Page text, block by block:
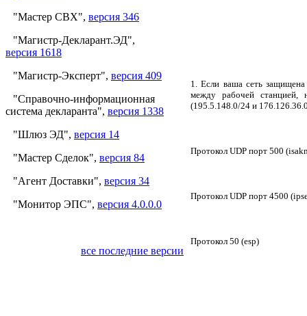
"Мастер СВХ", версия 346
"Магистр-Декларант.ЭД",
версия 1618
"Магистр-Эксперт", версия 409
"Справочно-информационная
система декларанта", версия 1338
"Шлюз ЭД", версия 14
"Мастер Сделок", версия 84
"Агент Доставки", версия 34
"Монитор ЭПС", версия 4.0.0.0
все последние версии
1. Если ваша сеть
между рабочей станцией,
(195.5.148.0/24 и
Протокол UDP порт 500
Протокол UDP порт 4500
Протокол 50 (esp)